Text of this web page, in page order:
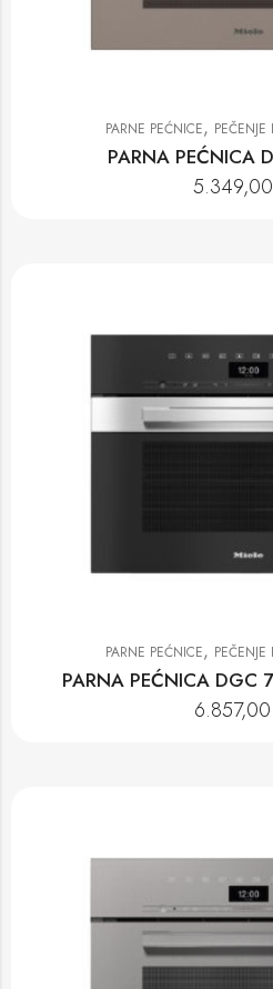
PARNE PEĆNICE,
PARNA PEĆNICA
5.349,00
PARNE PEĆNICE,
PARNA PEĆNICA DGC
6.857,00